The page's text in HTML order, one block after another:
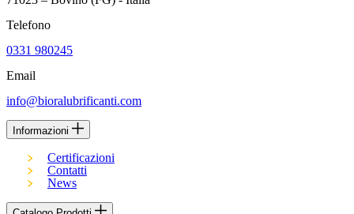
Telefono
0331 980245
Email
info@bioralubrificanti.com
Informazioni
Certificazioni
Contatti
News